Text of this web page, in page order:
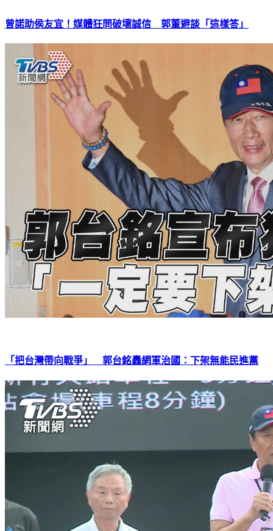
曾諾助侯友宜！媒體狂問破壞誠信 郭董避談「這樣答」
「把台灣帶向戰爭」 郭台銘轟網軍治國：下架無能民進黨